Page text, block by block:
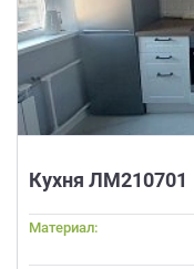
Кухня ЛМ210701
Материал: